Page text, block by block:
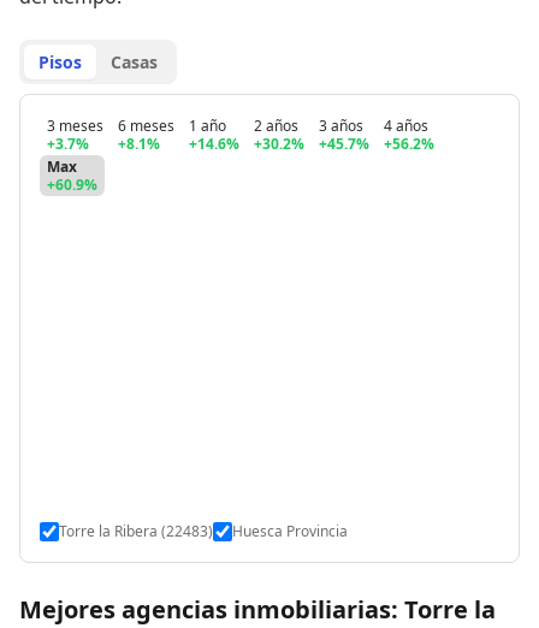
Pisos Casas
3 meses
+3.7%
6 meses
+8.1%
1 año
+14.6%
2 años
+30.2%
3 años
+45.7%
4 años
+56.2%
Max
+60.9%
Torre la Ribera (22483) Huesca Provincia
Mejores agencias inmobiliarias: Torre la